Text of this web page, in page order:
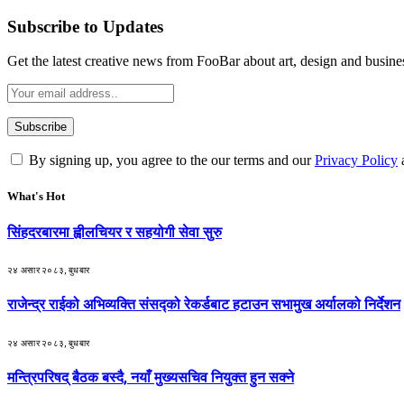
Subscribe to Updates
Get the latest creative news from FooBar about art, design and
By signing up, you agree to the our terms and ourPrivacy Policy
What's Hot
सिंहदरबारमा ह्वीलचियर र सहयोगी सेवा सुरु
२४ असार २०८३, बुधबार
राजेन्द्र राईको अभिव्यक्ति संसद्को रेकर्डबाट हटाउन सभामुख अर्यालको निर्देशन
२४ असार २०८३, बुधबार
मन्त्रिपरिषद् बैठक बस्दै, नयाँ मुख्यसचिव नियुक्त हुन सक्ने